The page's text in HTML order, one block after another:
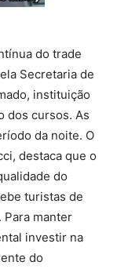
do trade
Secretaria de
instituição
dos cursos. As
da noite. O
destaca que o
do
turistas de
manter
investir na
do